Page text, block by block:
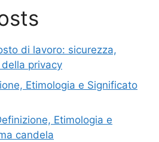
di lavoro: sicurezza,
privacy
Etimologia e Significato
Etimologia e
candela